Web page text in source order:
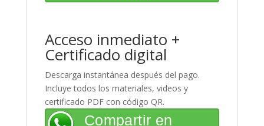
Acceso inmediato +
Certificado digital
Descarga instantánea después del pago.
Incluye todos los materiales, videos y
certificado PDF con código QR.
Compartir en